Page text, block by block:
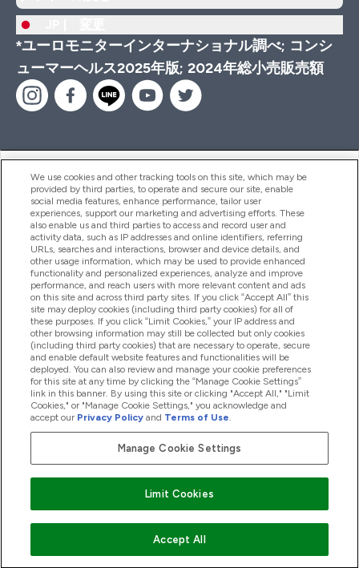
*ユーロモニターインターナショナル調べ; コンシ
ューマーヘルス2025年版; 2024年総小売販売額
ヘルプ＆ガイド
商品について
会社概要
特典＆ポイント
2026 The Hut.com Ltd
Pay with
We use cookies and other tracking tools on this site, which may be
provided by third parties, to operate and secure our site, enable
social media features, enhance performance, tailor user
experiences, support our marketing and advertising efforts. These
also enable us and third parties to access and record user and
activity data, such as IP addresses and online identifiers, referring
URLs, searches and interactions, browser and device details, and
other usage information, which may be used to provide enhanced
functionality and personalized experiences, analyze and improve
performance, and reach users with more relevant content and ads
on this site and across third party sites. If you click “Accept All” this
site may deploy cookies (including third party cookies) for all of
these purposes. If you click “Limit Cookies,” your IP address and
other browsing information may still be collected but only cookies
(including third party cookies) that are necessary to operate, secure
and enable default website features and functionalities will be
deployed. You can also review and manage your cookie preferences
for this site at any time by clicking the “Manage Cookie Settings”
link in this banner. By using this site or clicking "Accept All," "Limit
Cookies," or "Manage Cookie Settings," you acknowledge and
accept our Privacy Policy and Terms of Use.
Manage Cookie Settings
Limit Cookies
Accept All